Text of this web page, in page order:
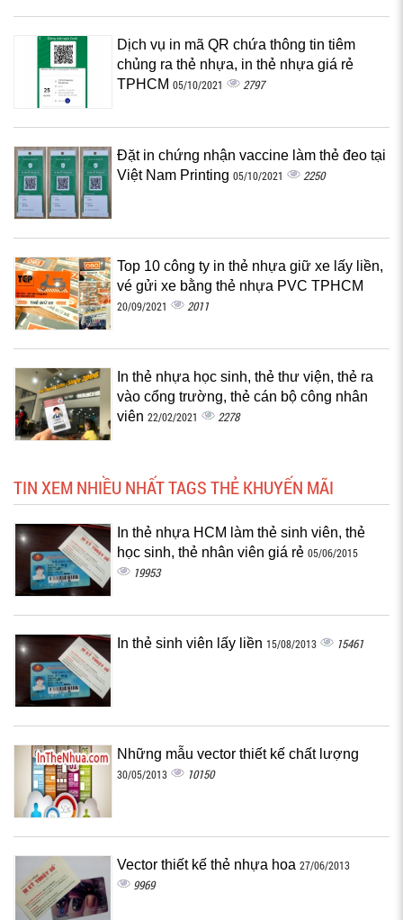
Dịch vụ in mã QR chứa thông tin tiêm
chủng ra thẻ nhựa, in thẻ nhựa giá rẻ
TPHCM 05/10/2021 2797
Đặt in chứng nhận vaccine làm thẻ đeo tại
Việt Nam Printing 05/10/2021 2250
Top 10 công ty in thẻ nhựa giữ xe lấy liền,
vé gửi xe bằng thẻ nhựa PVC TPHCM
20/09/2021 2011
In thẻ nhựa học sinh, thẻ thư viện, thẻ ra
vào cổng trường, thẻ cán bộ công nhân
viên 22/02/2021 2278
TIN XEM NHIỀU NHẤT TAGS THẺ KHUYẾN MÃI
In thẻ nhựa HCM làm thẻ sinh viên, thẻ
học sinh, thẻ nhân viên giá rẻ 05/06/2015
19953
In thẻ sinh viên lấy liền 15/08/2013 15461
Những mẫu vector thiết kế chất lượng
30/05/2013 10150
Vector thiết kế thẻ nhựa hoa 27/06/2013
9969